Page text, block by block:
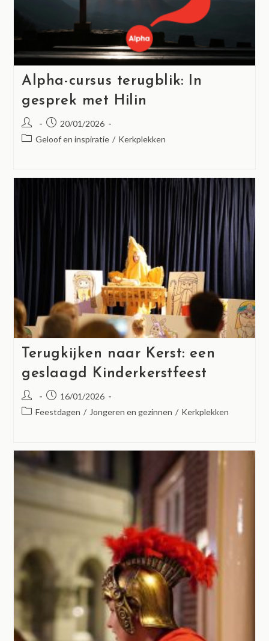
Alpha-cursus terugblik: In
gesprek met Hilin
20/01/2026
Geloof en inspiratie / Kerkplekken
Terugkijken naar Kerst: een
geslaagd Kinderkerstfeest
16/01/2026
Feestdagen / Jongeren en gezinnen / Kerkplekken